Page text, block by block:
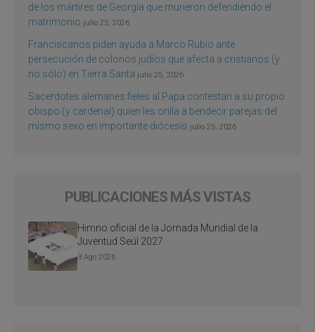
de los mártires de Georgia que murieron defendiendo el
matrimonio julio 25, 2026
Franciscanos piden ayuda a Marco Rubio ante
persecución de colonos judíos que afecta a cristianos (y
no sólo) en Tierra Santa julio 25, 2026
Sacerdotes alemanes fieles al Papa contestan a su propio
obispo (y cardenal) quien les orilla a bendecir parejas del
mismo sexo en importante diócesis julio 25, 2026
PUBLICACIONES MÁS VISTAS
Himno oficial de la Jornada Mundial de la
Juventud Seúl 2027
3 Ago 2026